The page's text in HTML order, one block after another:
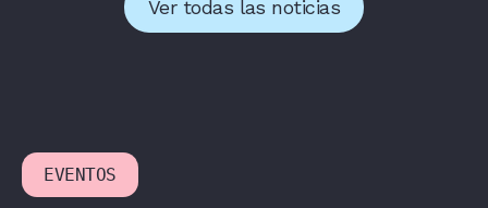
Ver todas las noticias
EVENTOS